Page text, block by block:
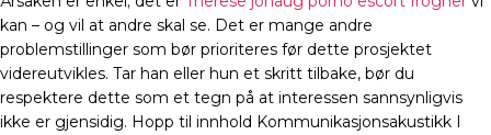
kan – og vil at andre skal se. Det er mange andre
problemstillinger som bør prioriteres før dette prosjektet
videreutvikles. Tar han eller hun et skritt tilbake, bør du
respektere dette som et tegn på at interessen sannsynligvis
ikke er gjensidig. Hopp til innhold Kommunikasjonsakustikk I